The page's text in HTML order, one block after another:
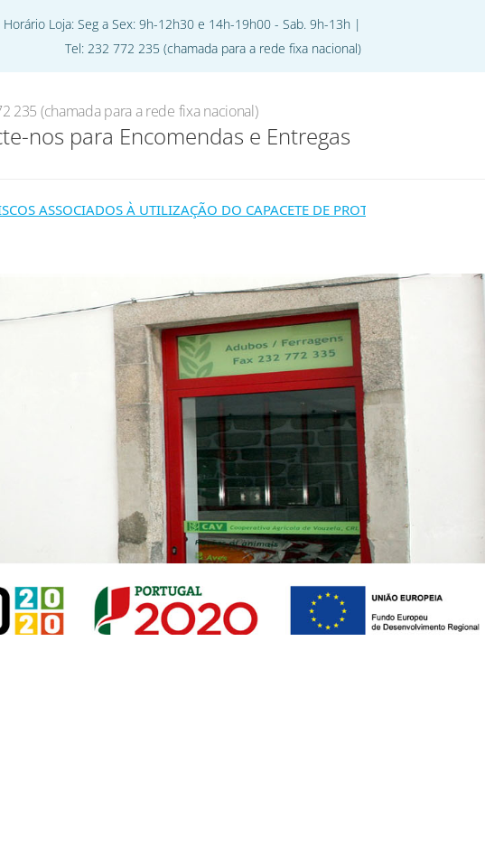
Horário Loja: Seg a Sex: 9h-12h30 e 14h-19h00 - Sab. 9h-13h |
Tel: 232 772 235 (chamada para a rede fixa nacional)
235 (chamada para a rede fixa nacional)
nos para Encomendas e Entregas
Projecto Oferta de Emprego Contactos
À UTILIZAÇÃO DO CAPACETE DE PROTEÇÃO, COM